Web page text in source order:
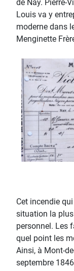
de Nay. Pierre-
Louis va y
moderne dans
Menginette
Cet incendie
situation la
personnel. Les
quel point les
Ainsi, à Mont-
septembre